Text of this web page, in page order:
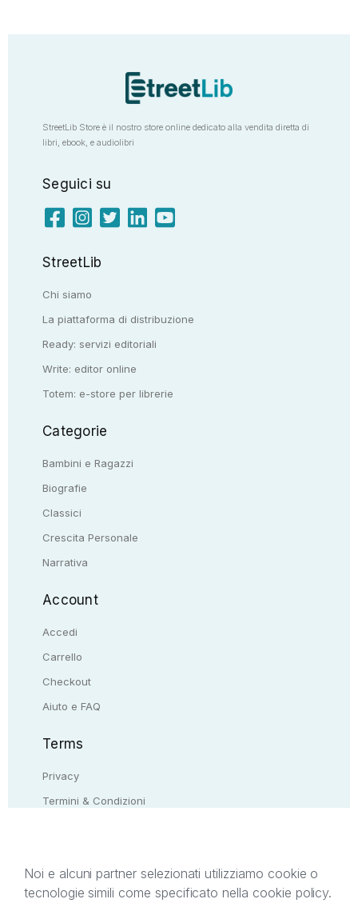
StreetLib Store è il nostro store online dedicato alla vendita diretta di
libri, ebook, e audiolibri
Seguici su
StreetLib
Chi siamo
La piattaforma di distribuzione
Ready: servizi editoriali
Write: editor online
Totem: e-store per librerie
Categorie
Bambini e Ragazzi
Biografie
Classici
Crescita Personale
Narrativa
Account
Accedi
Carrello
Checkout
Aiuto e FAQ
Terms
Privacy
Termini & Condizioni
Noi e alcuni partner selezionati utilizziamo cookie o
tecnologie simili come specificato nella cookie policy.